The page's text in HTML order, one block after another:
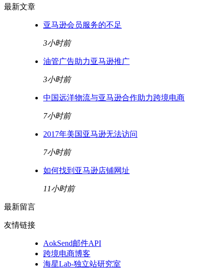
最新文章
亚马逊会员服务的不足
3小时前
油管广告助力亚马逊推广
3小时前
中国远洋物流与亚马逊合作助力跨境电商
7小时前
2017年美国亚马逊无法访问
7小时前
如何找到亚马逊店铺网址
11小时前
最新留言
友情链接
AokSend邮件API
跨境电商博客
海星Lab-独立站研究室